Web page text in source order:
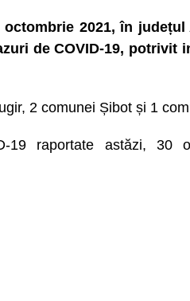
octombrie 2021, în
de COVID-19, potrivit
2 comunei Șibot și 1
19 raportate astăzi, 30